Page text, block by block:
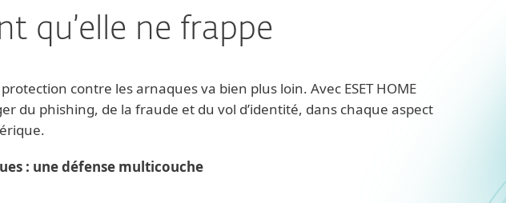
qu’elle ne frappe
contre les arnaques va bien plus loin. Avec ESET HOME
du phishing, de la fraude et du vol d’identité, dans chaque aspect
: une défense multicouche